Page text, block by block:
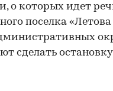
о которых идет
поселка
сделать остановку